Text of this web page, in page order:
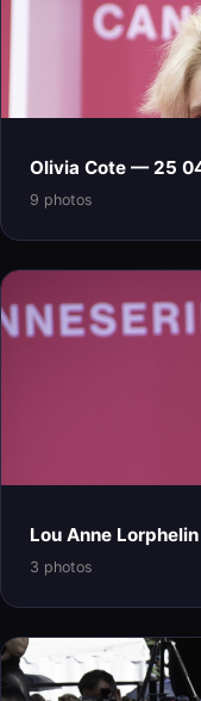
Olivia Cote — 25
9 photos
Lou Anne
3 photos